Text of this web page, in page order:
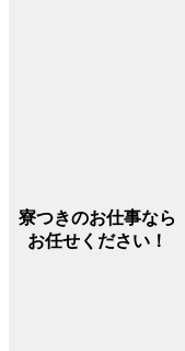
寮つきのお仕事なら
お任せください！